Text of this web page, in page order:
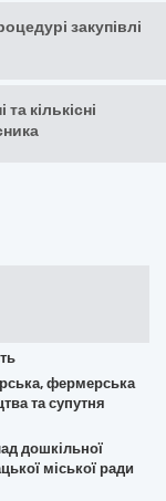
закупівлі
кількісні
фермерська
та супутня
дошкільної
міської ради